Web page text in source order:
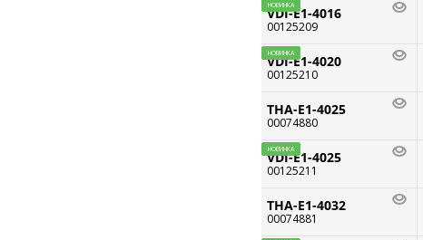
НОВИНКА
VDI-E1-4016
00125209
НОВИНКА
VDI-E1-4020
00125210
THA-E1-4025
00074880
НОВИНКА
VDI-E1-4025
00125211
THA-E1-4032
00074881